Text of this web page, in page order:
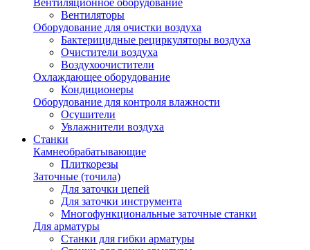
Вентиляционное оборудование
Вентиляторы
Оборудование для очистки воздуха
Бактерицидные рециркуляторы воздуха
Очистители воздуха
Воздухоочистители
Охлаждающее оборудование
Кондиционеры
Оборудование для контроля влажности
Осушители
Увлажнители воздуха
Станки
Камнеобрабатывающие
Плиткорезы
Заточные (точила)
Для заточки цепей
Для заточки инструмента
Многофункциональные заточные станки
Для арматуры
Станки для гибки арматуры